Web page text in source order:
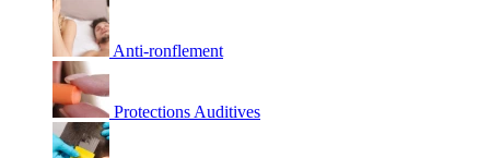
Anti-ronflement
Protections Auditives